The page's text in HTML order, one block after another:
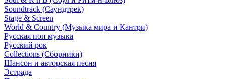
Soundtrack (Саундтрек)
Stage & Screen
World & Country (Музыка мира и Кантри)
Русская поп музыка
Русский рок
Сollections (Сборники)
Шансон и авторская песня
Эстрада